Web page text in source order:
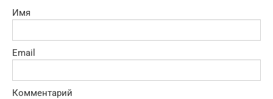
Имя
Email
Комментарий